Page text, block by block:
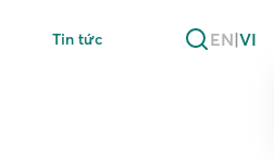
Tin tức EN|VI